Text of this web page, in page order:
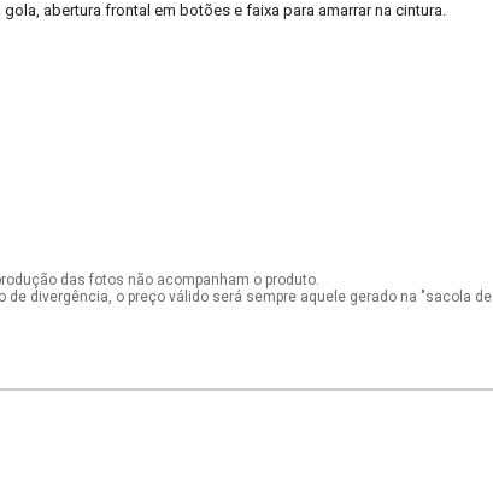
abertura frontal em botões e faixa para amarrar na cintura.
das fotos não acompanham o produto.
divergência, o preço válido será sempre aquele gerado na "sacola de